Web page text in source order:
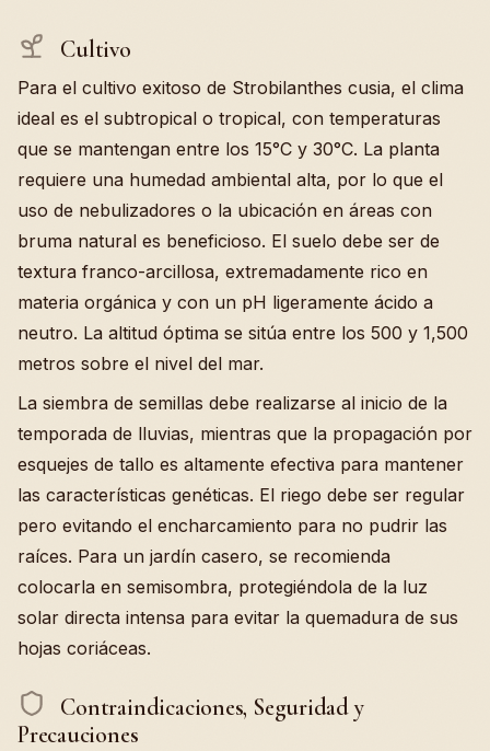
Cultivo
Para el cultivo exitoso de Strobilanthes cusia, el clima
ideal es el subtropical o tropical, con temperaturas
que se mantengan entre los 15°C y 30°C. La planta
requiere una humedad ambiental alta, por lo que el
uso de nebulizadores o la ubicación en áreas con
bruma natural es beneficioso. El suelo debe ser de
textura franco-arcillosa, extremadamente rico en
materia orgánica y con un pH ligeramente ácido a
neutro. La altitud óptima se sitúa entre los 500 y 1,500
metros sobre el nivel del mar.
La siembra de semillas debe realizarse al inicio de la
temporada de lluvias, mientras que la propagación por
esquejes de tallo es altamente efectiva para mantener
las características genéticas. El riego debe ser regular
pero evitando el encharcamiento para no pudrir las
raíces. Para un jardín casero, se recomienda
colocarla en semisombra, protegiéndola de la luz
solar directa intensa para evitar la quemadura de sus
hojas coriáceas.
Contraindicaciones, Seguridad y
Precauciones